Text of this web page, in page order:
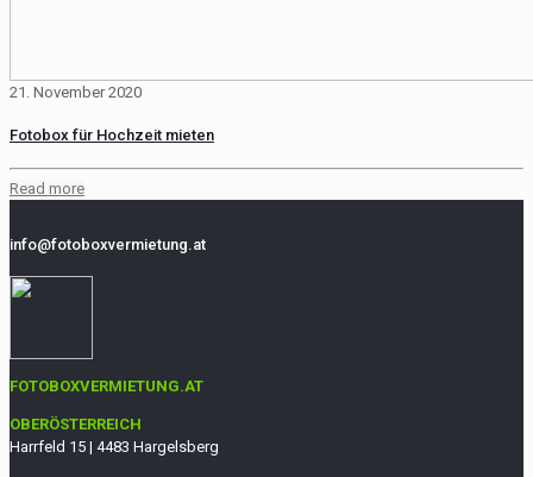
21. November 2020
Fotobox für Hochzeit mieten
Read more
info@fotoboxvermietung.at
FOTOBOXVERMIETUNG.AT
OBERÖSTERREICH
Harrfeld 15 | 4483 Hargelsberg